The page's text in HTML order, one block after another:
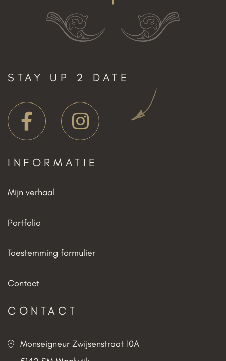
STAY UP 2 DATE
INFORMATIE
Mijn verhaal
Portfolio
Toestemming formulier
Contact
CONTACT
Monseigneur Zwijsenstraat 10A